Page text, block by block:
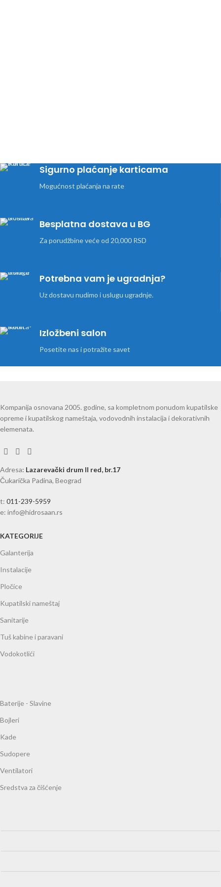
Sigurno plaćanje karticama
Mogućnost plaćanja na rate
Besplatna dostava u BG
Za porudžbine veće od 20,000 RSD
Potrebna vam je ugradnja?
Uz dostavu nudimo i uslugu ugradnje.
Izložbeni salon
Posetite nas i potražite savet
Kompanija osnovana 2005. godine, sa kompletnom ponudom kupatilske
opreme i kupatilskog nameštaja, vodovodnih instalacija i dekorativnih
elemenata.
Adresa: Lazarevački drum II red, br.17
Čukarička Padina, Beograd
t: 011-239-5959
e: info@hidrosaan.rs
KATEGORIJE
Galanterija
Instalacije
Pločice
Kupatilski nameštaj
Sanitarije
Tuš kabine i paravani
Vodokotlići
Baterije - Slavine
Bojleri
Kade
Sudopere
Ventilatori
Sredstva za čišćenje